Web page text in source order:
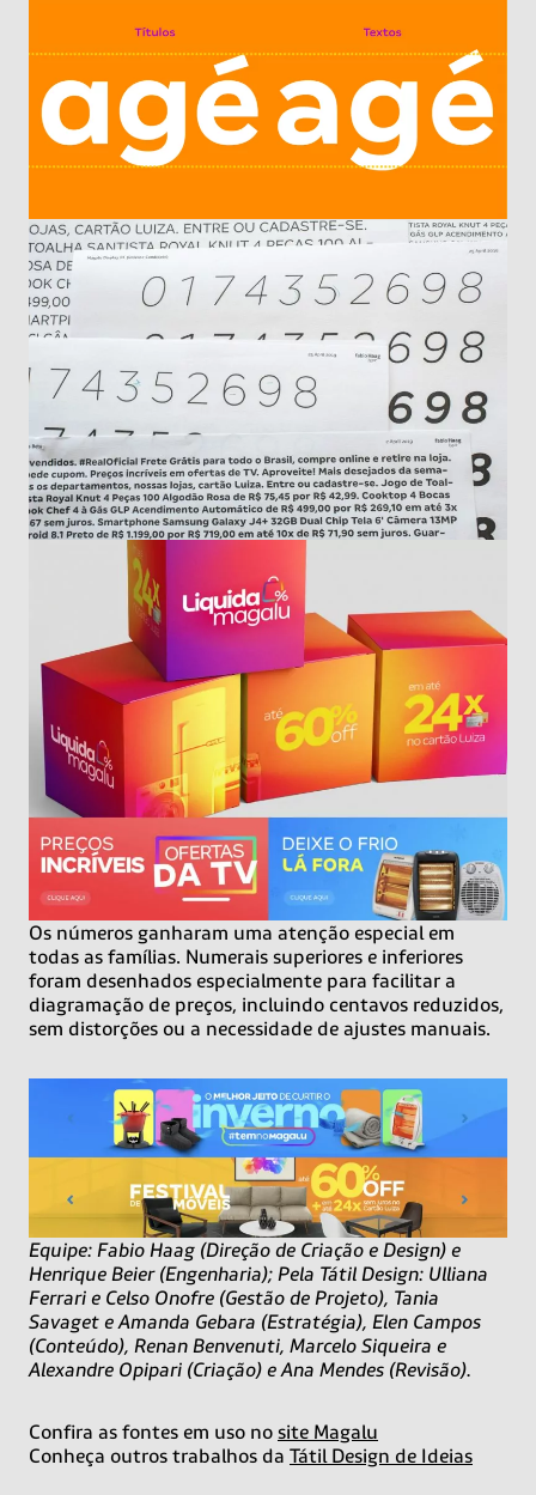
Os números ganharam uma atenção especial em
todas as famílias. Numerais superiores e inferiores
foram desenhados especialmente para facilitar a
diagramação de preços, incluindo centavos reduzidos,
sem distorções ou a necessidade de ajustes manuais.
Equipe: Fabio Haag (Direção de Criação e Design) e
Henrique Beier (Engenharia); Pela Tátil Design: Ulliana
Ferrari e Celso Onofre (Gestão de Projeto), Tania
Savaget e Amanda Gebara (Estratégia), Elen Campos
(Conteúdo), Renan Benvenuti, Marcelo Siqueira e
Alexandre Opipari (Criação) e Ana Mendes (Revisão).
Confira as fontes em uso no site Magalu
Conheça outros trabalhos da Tátil Design de Ideias